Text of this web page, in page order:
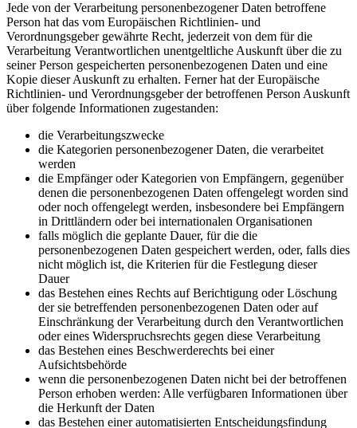
Jede von der Verarbeitung personenbezogener Daten betroffene
Person hat das vom Europäischen Richtlinien- und
Verordnungsgeber gewährte Recht, jederzeit von dem für die
Verarbeitung Verantwortlichen unentgeltliche Auskunft über die zu
seiner Person gespeicherten personenbezogenen Daten und eine
Kopie dieser Auskunft zu erhalten. Ferner hat der Europäische
Richtlinien- und Verordnungsgeber der betroffenen Person Auskunft
über folgende Informationen zugestanden:
die Verarbeitungszwecke
die Kategorien personenbezogener Daten, die verarbeitet
werden
die Empfänger oder Kategorien von Empfängern, gegenüber
denen die personenbezogenen Daten offengelegt worden sind
oder noch offengelegt werden, insbesondere bei Empfängern
in Drittländern oder bei internationalen Organisationen
falls möglich die geplante Dauer, für die die
personenbezogenen Daten gespeichert werden, oder, falls dies
nicht möglich ist, die Kriterien für die Festlegung dieser
Dauer
das Bestehen eines Rechts auf Berichtigung oder Löschung
der sie betreffenden personenbezogenen Daten oder auf
Einschränkung der Verarbeitung durch den Verantwortlichen
oder eines Widerspruchsrechts gegen diese Verarbeitung
das Bestehen eines Beschwerderechts bei einer
Aufsichtsbehörde
wenn die personenbezogenen Daten nicht bei der betroffenen
Person erhoben werden: Alle verfügbaren Informationen über
die Herkunft der Daten
das Bestehen einer automatisierten Entscheidungsfindung